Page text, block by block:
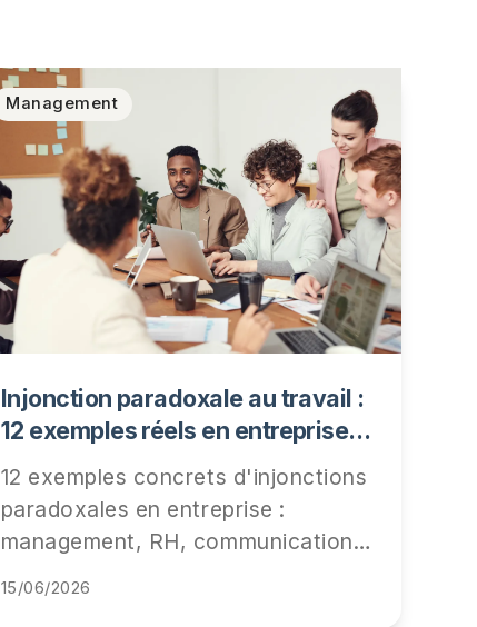
Management
Injonction paradoxale au travail :
12 exemples réels en entreprise
(et comment les détecter)
12 exemples concrets d'injonctions
paradoxales en entreprise :
management, RH, communication
15/06/2026